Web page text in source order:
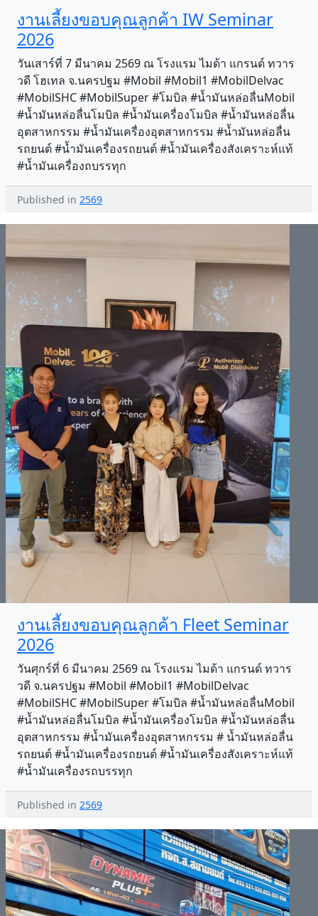
งานเลี้ยงขอบคุณลูกค้า IW Seminar
2026
วันเสาร์ที่ 7 มีนาคม 2569 ณ โรงแรม ไมด้า แกรนด์ ทวาร
วดี โฮเทล จ.นครปฐม #Mobil #Mobil1 #MobilDelvac
#MobilSHC #MobilSuper #โมบิล #น้ำมันหล่อลื่นMobil
#น้ำมันหล่อลื่นโมบิล #น้ำมันเครื่องโมบิล #น้ำมันหล่อลื่น
อุตสาหกรรม #น้ำมันเครื่องอุตสาหกรรม #น้ำมันหล่อลื่น
รถยนต์ #น้ำมันเครื่องรถยนต์ #น้ำมันเครื่องสังเคราะห์แท้
#น้ำมันเครื่องถบรรทุก
Published in 2569
งานเลี้ยงขอบคุณลูกค้า Fleet Seminar
2026
วันศุกร์ที่ 6 มีนาคม 2569 ณ โรงแรม ไมด้า แกรนด์ ทวาร
วดี จ.นครปฐม #Mobil #Mobil1 #MobilDelvac
#MobilSHC #MobilSuper #โมบิล #น้ำมันหล่อลื่นMobil
#น้ำมันหล่อลื่นโมบิล #น้ำมันเครื่องโมบิล #น้ำมันหล่อลื่น
อุตสาหกรรม #น้ำมันเครื่องอุตสาหกรรม # น้ำมันหล่อลื่น
รถยนต์ #น้ำมันเครื่องรถยนต์ #น้ำมันเครื่องสังเคราะห์แท้
#น้ำมันเครื่องรถบรรทุก
Published in 2569